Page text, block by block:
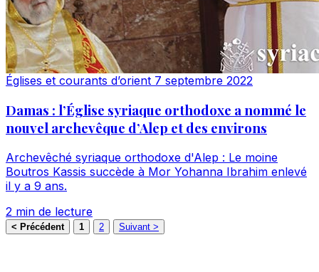
Églises et courants d’orient 7 septembre 2022
Damas : l’Église syriaque orthodoxe a nommé le
nouvel archevêque d’Alep et des environs
Archevêché syriaque orthodoxe d'Alep : Le moine
Boutros Kassis succède à Mor Yohanna Ibrahim enlevé
il y a 9 ans.
2 min de lecture
< Précédent 1 2 Suivant >